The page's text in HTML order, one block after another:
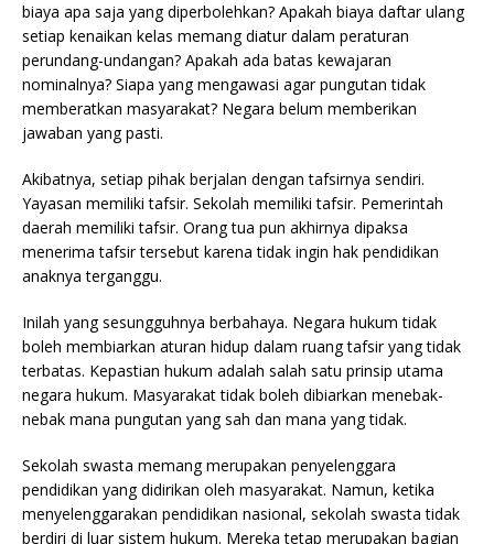
biaya apa saja yang diperbolehkan? Apakah biaya daftar ulang
setiap kenaikan kelas memang diatur dalam peraturan
perundang-undangan? Apakah ada batas kewajaran
nominalnya? Siapa yang mengawasi agar pungutan tidak
memberatkan masyarakat? Negara belum memberikan
jawaban yang pasti.
Akibatnya, setiap pihak berjalan dengan tafsirnya sendiri.
Yayasan memiliki tafsir. Sekolah memiliki tafsir. Pemerintah
daerah memiliki tafsir. Orang tua pun akhirnya dipaksa
menerima tafsir tersebut karena tidak ingin hak pendidikan
anaknya terganggu.
Inilah yang sesungguhnya berbahaya. Negara hukum tidak
boleh membiarkan aturan hidup dalam ruang tafsir yang tidak
terbatas. Kepastian hukum adalah salah satu prinsip utama
negara hukum. Masyarakat tidak boleh dibiarkan menebak-
nebak mana pungutan yang sah dan mana yang tidak.
Sekolah swasta memang merupakan penyelenggara
pendidikan yang didirikan oleh masyarakat. Namun, ketika
menyelenggarakan pendidikan nasional, sekolah swasta tidak
berdiri di luar sistem hukum. Mereka tetap merupakan bagian